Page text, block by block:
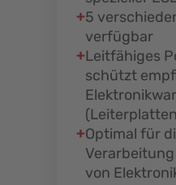
5
verfügbar
Leitfähiges
schützt
Optimal für
von